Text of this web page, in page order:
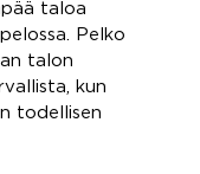
taloa
Pelko
talon
kun
todellisen